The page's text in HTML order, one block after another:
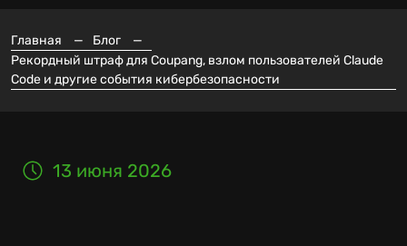
Главная — Блог
—
Рекордный штраф для Coupang, взлом пользователей Claude
Code и другие события кибербезопасности
13 июня 2026